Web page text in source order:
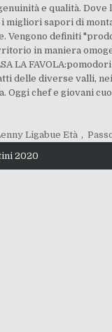
e qualità. Dove
migliori sapori di
Vengono definiti
in maniera
LA
delle diverse valli,
Oggi chef e giovani
Ligabue Età ,
2020